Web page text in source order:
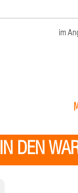
im
IN DEN